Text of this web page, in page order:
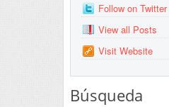
Follow on Twitter
View all Posts
Visit Website
Búsqueda